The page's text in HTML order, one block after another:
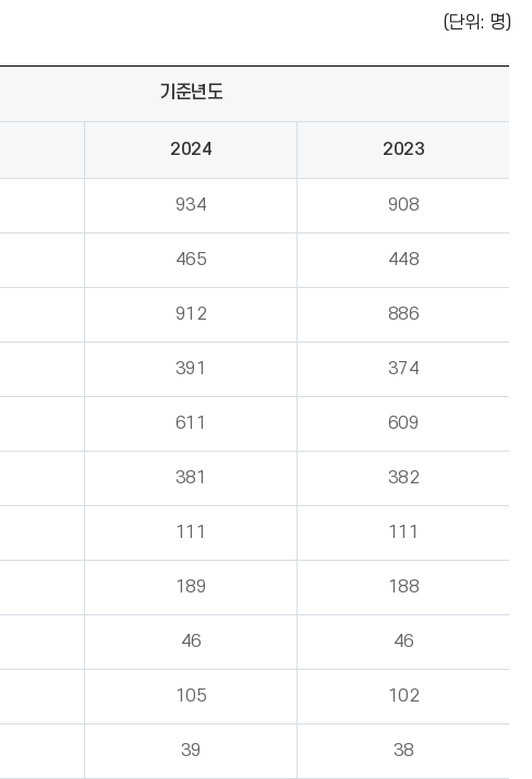
(단위: 명)
기준년도
2024 2023
934 908
465 448
912 886
391 374
611 609
381 382
111 111
189 188
46 46
105 102
39 38